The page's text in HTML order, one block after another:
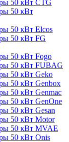
50 кВт CTG
50 кВт
50 кВт Elcos
50 кВт FG
50 кВт Fogo
50 кВт FUBAG
50 кВт Geko
50 кВт Genbox
50 кВт Genmac
50 кВт GenOne
50 кВт Gesan
50 кВт Motor
50 кВт MVAE
50 кВт Onis